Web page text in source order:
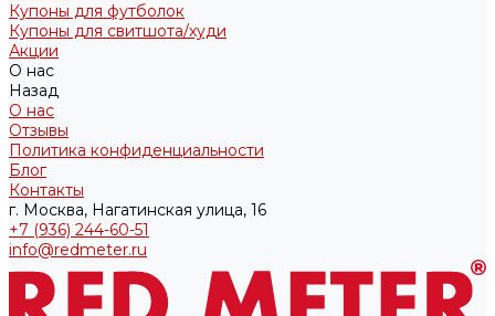
Купоны для футболок
Купоны для свитшота/худи
Акции
О нас
Назад
О нас
Отзывы
Политика конфиденциальности
Блог
Контакты
г. Москва, Нагатинская улица, 16
+7 (936) 244-60-51
info@redmeter.ru